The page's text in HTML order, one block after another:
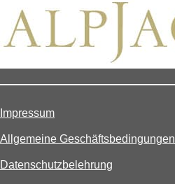
Impressum
Allgemeine Geschäftsbedingungen
Datenschutzbelehrung